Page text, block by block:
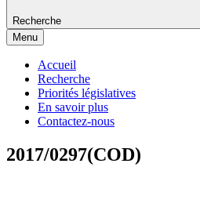
Recherche
Menu
Accueil
Recherche
Priorités législatives
En savoir plus
Contactez-nous
2017/0297(COD)